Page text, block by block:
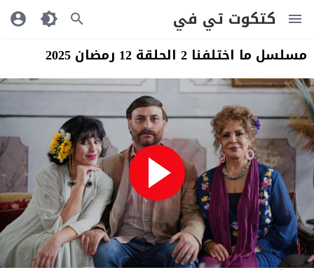
كتكوت تي في
مسلسل ما اختلفنا 2 الحلقة 12 رمضان 2025